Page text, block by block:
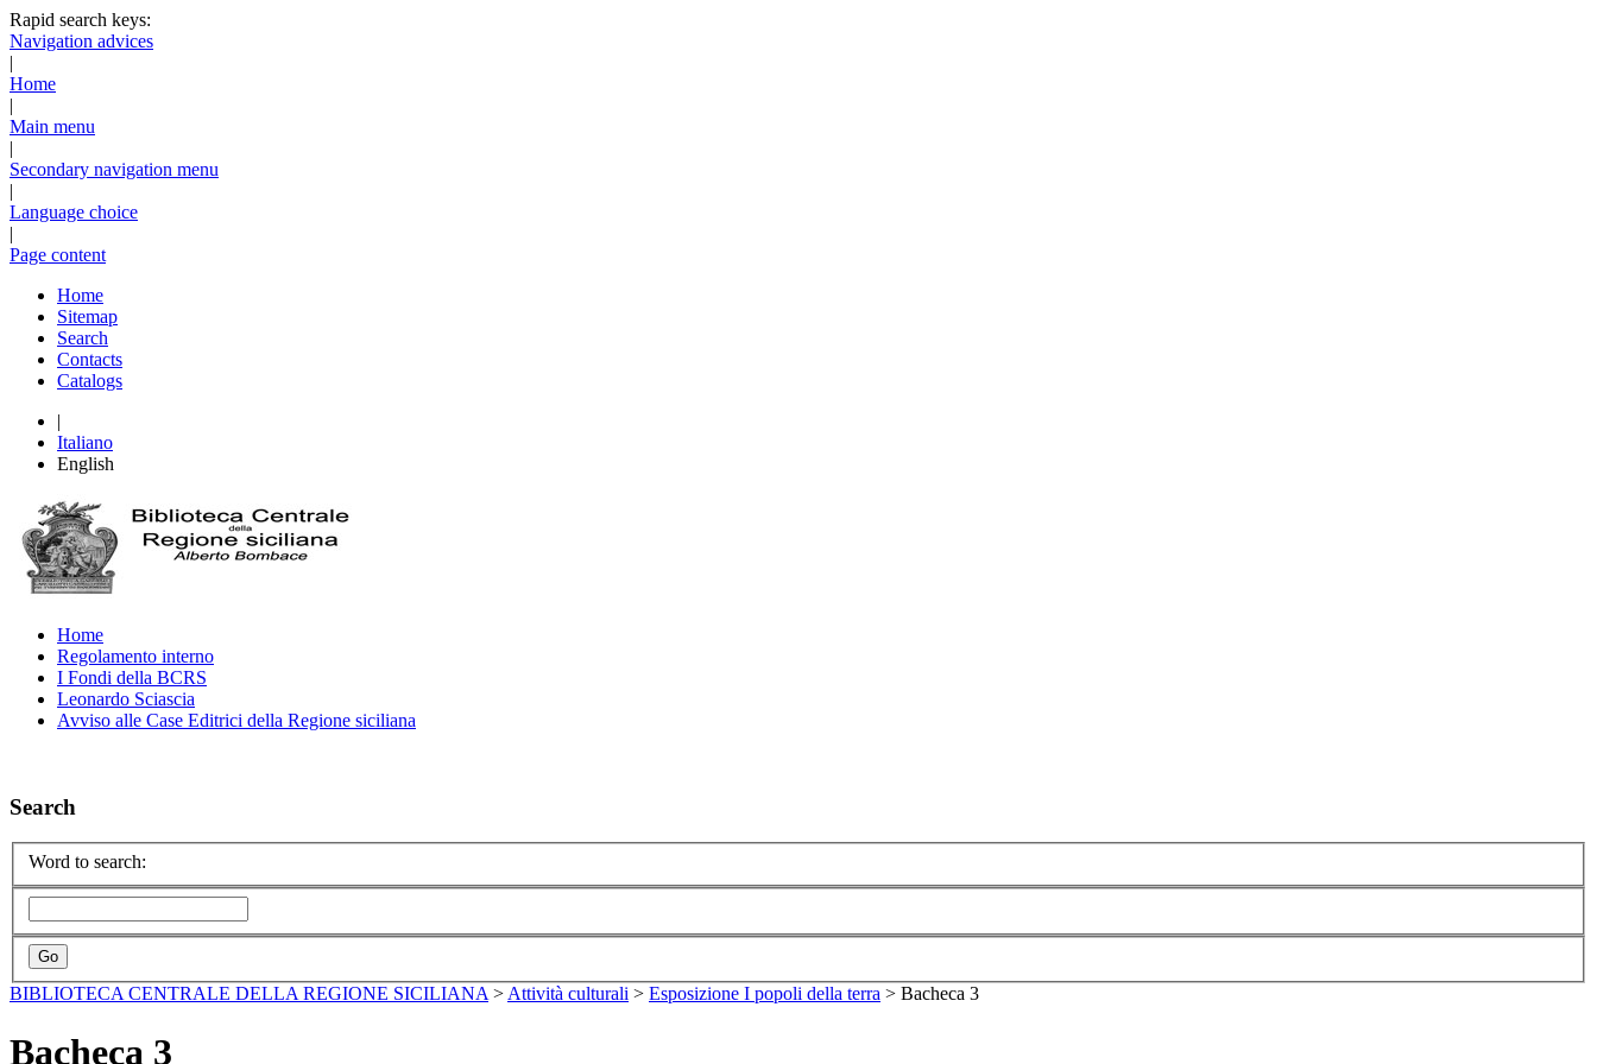
Rapid search keys:
Navigation advices
|
Home
|
Main menu
|
Secondary navigation menu
|
Language choice
|
Page content
Home
Sitemap
Search
Contacts
Catalogs
|
Italiano
English
Home
Regolamento interno
I Fondi della BCRS
Leonardo Sciascia
Avviso alle Case Editrici della Regione siciliana
Search
Word to search:
BIBLIOTECA CENTRALE DELLA REGIONE SICILIANA > Attività culturali > Esposizione I popoli della terra > Bacheca 3
Bacheca 3